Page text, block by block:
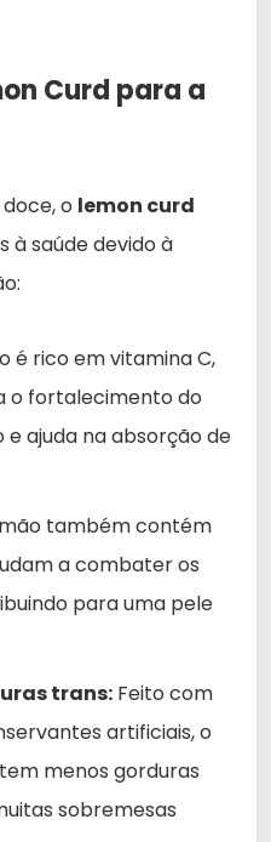
Curd para a
o lemon curd
à saúde devido à
é rico em vitamina C,
o fortalecimento do
ajuda na absorção de
também contém
a combater os
para uma pele
trans: Feito com
artificiais, o
menos gorduras
sobremesas